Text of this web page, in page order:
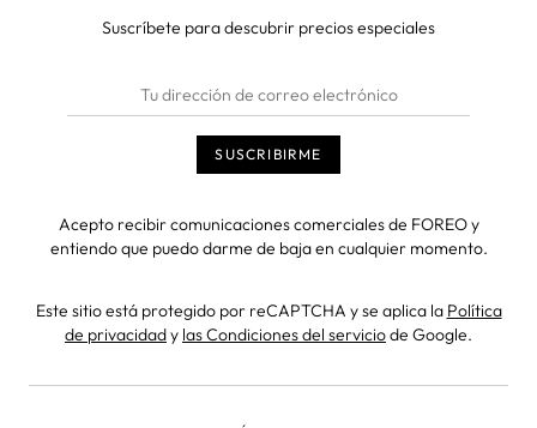
Suscríbete para descubrir precios especiales
Acepto recibir comunicaciones comerciales de FOREO y
entiendo que puedo darme de baja en cualquier momento.
Este sitio está protegido por reCAPTCHA y se aplica la Política
de privacidady las Condiciones del serviciode Google.